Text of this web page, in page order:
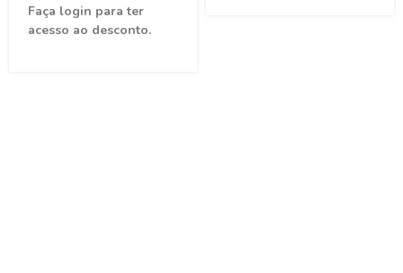
Faça login para ter
acesso ao desconto.